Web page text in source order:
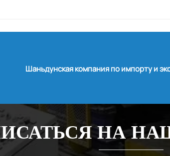
Шаньдунская компания по импорту и
НА